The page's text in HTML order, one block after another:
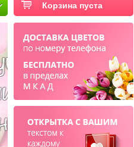
Корзина пуста